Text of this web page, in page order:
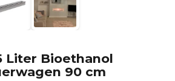
Liter Bioethanol
90 cm